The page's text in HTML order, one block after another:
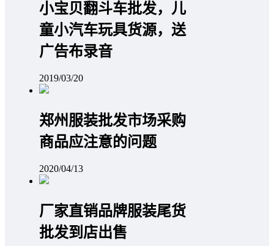
小宝贝翻斗车批发，儿
童小汽车玩具货源，送
广告布录音
2019/03/20
郑州服装批发市场采购
商品应注意的问题
2020/04/13
厂家直销品牌服装尾货
批发到店出售